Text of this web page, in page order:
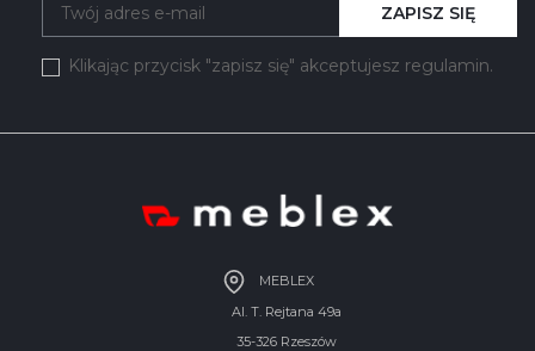
Klikając przycisk "zapisz się" akceptujesz regulamin.
ZAPISZ SIĘ
MEBLEX
Al. T. Rejtana 49a
35-326 Rzeszów